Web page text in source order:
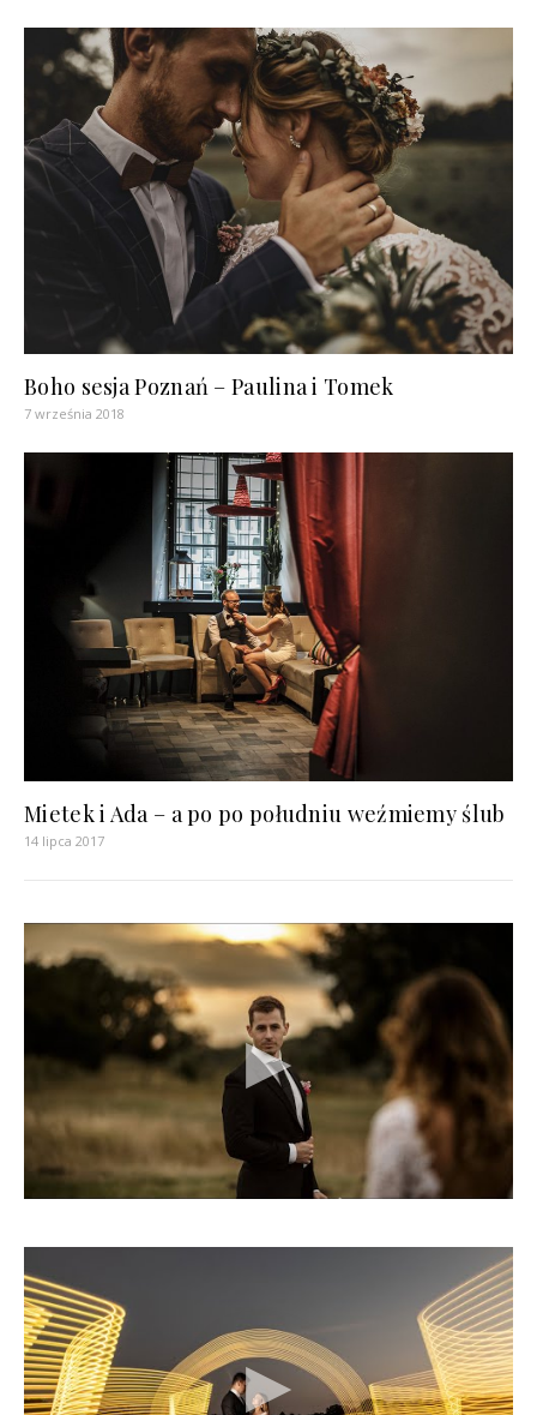
Boho sesja Poznań – Paulina i Tomek
7 września 2018
Mietek i Ada – a po po południu weźmiemy ślub
14 lipca 2017